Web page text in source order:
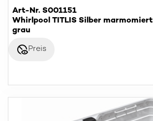
Art-Nr. S001151
Whirlpool TITLIS Silber marmomiert
grau
disabled_visiblePreis